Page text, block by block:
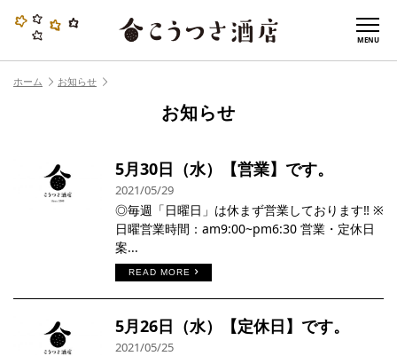
MENU
ホーム お知らせ
お知らせ
5月30日（水）【営業】です。
2021/05/29
◎毎週「日曜日」は休まず営業しております‼︎ ※
日曜営業時間：am9:00~pm6:30 営業・定休日
案...
READ MORE
5月26日（水）【定休日】です。
2021/05/25